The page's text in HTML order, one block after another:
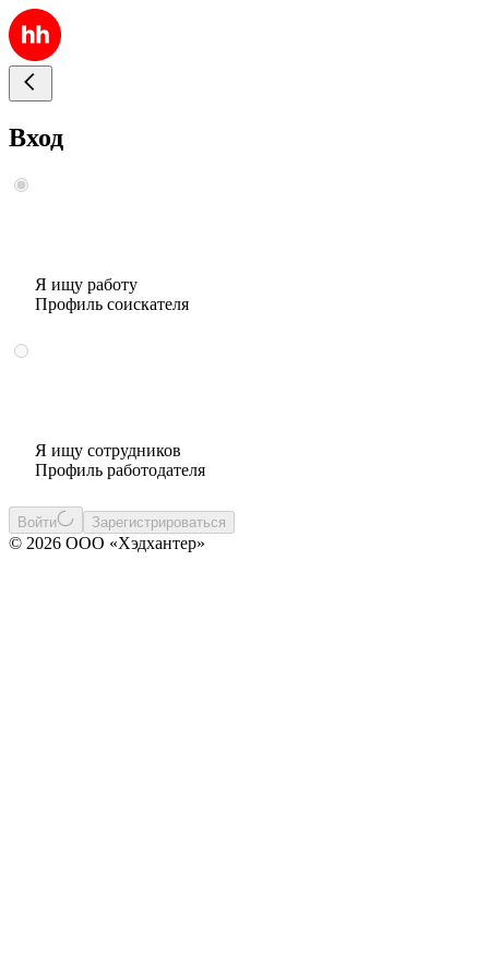
Вход
Я ищу работу
Профиль соискателя
Я ищу сотрудников
Профиль работодателя
Войти Зарегистрироваться
© 2026 ООО «Хэдхантер»